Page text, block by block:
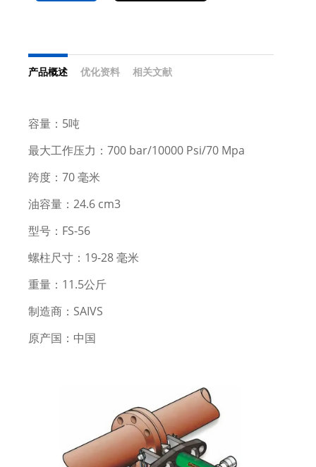
产品概述 优化资料 相关文献
容量：5吨
最大工作压力：700 bar/10000 Psi/70 Mpa
跨度：70 毫米
油容量：24.6 cm3
型号：FS-56
螺柱尺寸：19-28 毫米
重量：11.5公斤
制造商：SAIVS
原产国：中国